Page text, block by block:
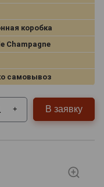
коробка
Champagne
самовывоз
+ В заявку